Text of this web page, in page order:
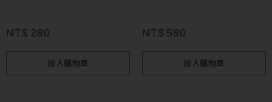
NT$ 280
加入購物車
NT$ 580
加入購物車